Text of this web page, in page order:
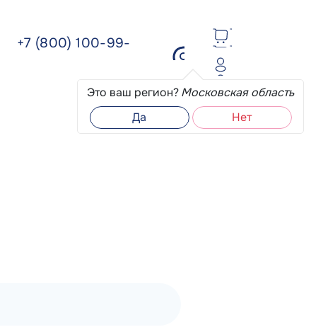
+7 (800) 100-99-
Это ваш регион?Московская область
Да
Нет